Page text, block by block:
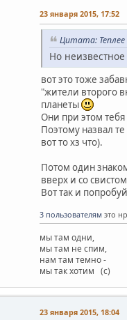
23 января 2015, 17:52
Цитата:
Но
вот это тоже
"жители второго
планеты
Они при этом
Поэтому назвал
вот то хз что).
Потом один
вверх и со
Вот так и
3 пользователям это
мы там одни,
мы там не спим,
нам там темно -
мы так хотим (с)
23 января 2015, 18:04